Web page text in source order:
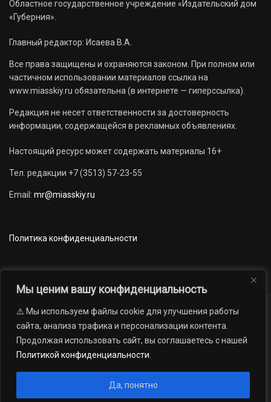
Мы ценим вашу конфиденциальность
⚠️ Мы используем файлы cookie для улучшения работы
сайта, анализа трафика и персонализации контента.
Продолжая использовать сайт, вы соглашаетесь с нашей
Политикой конфиденциальности
Да, понятно
Областное государственное учреждение «Издательский дом
«Губерния».
Главный редактор: Исаева В.А.
Все права защищены и охраняются законом. При полном или
частичном использовании материалов ссылка на
www.miasskiy.ru обязательна (в интернете — гиперссылка).
Редакция не несет ответственности за достоверность
информации, содержащейся в рекламных объявлениях.
Настоящий ресурс может содержать материалы 16+
Тел. редакции +7 (3513) 57-23-55
Email: mr@miasskiy.ru
Политика конфиденциальности
Новости Наши проекты
Официально
АРХИВ
16+
газеты «Миасский рабочий»; Областное государственное учреждение
«Издательский дом «Губерния». Все права защищены.
Андрей Петрович Попов